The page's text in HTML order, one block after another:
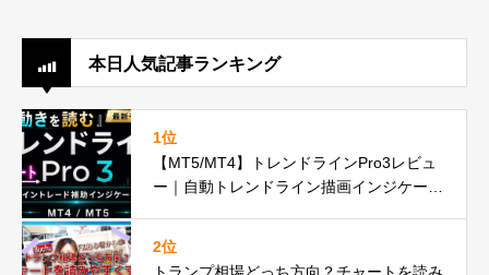
本日人気記事ランキング
1位
【MT5/MT4】トレンドラインPro3レビュ
ー｜自動トレンドライン描画インジケータ
2位
トランプ相場どっち方向？チャートを読み